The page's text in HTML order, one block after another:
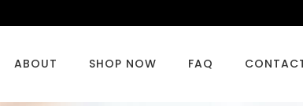
ABOUT SHOP NOW FAQ